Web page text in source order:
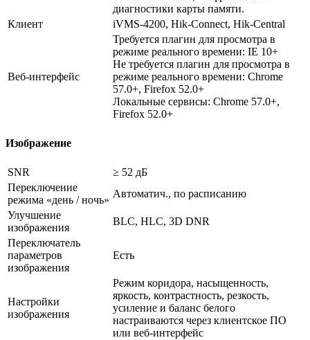
диагностики карты памяти.
Клиент
iVMS-4200, Hik-Connect, Hik-Central
Веб-интерфейс
Требуется плагин для просмотра в
режиме реального времени: IE 10+
Не требуется плагин для просмотра в
режиме реального времени: Chrome
57.0+, Firefox 52.0+
Локальные сервисы: Chrome 57.0+,
Firefox 52.0+
Изображение
SNR
≥ 52 дБ
Переключение
режима «день / ночь»
Автоматич., по расписанию
Улучшение
изображения
BLC, HLC, 3D DNR
Переключатель
параметров
изображения
Есть
Настройки
изображения
Режим коридора, насыщенность,
яркость, контрастность, резкость,
усиление и баланс белого
настраиваются через клиентское ПО
или веб-интерфейс